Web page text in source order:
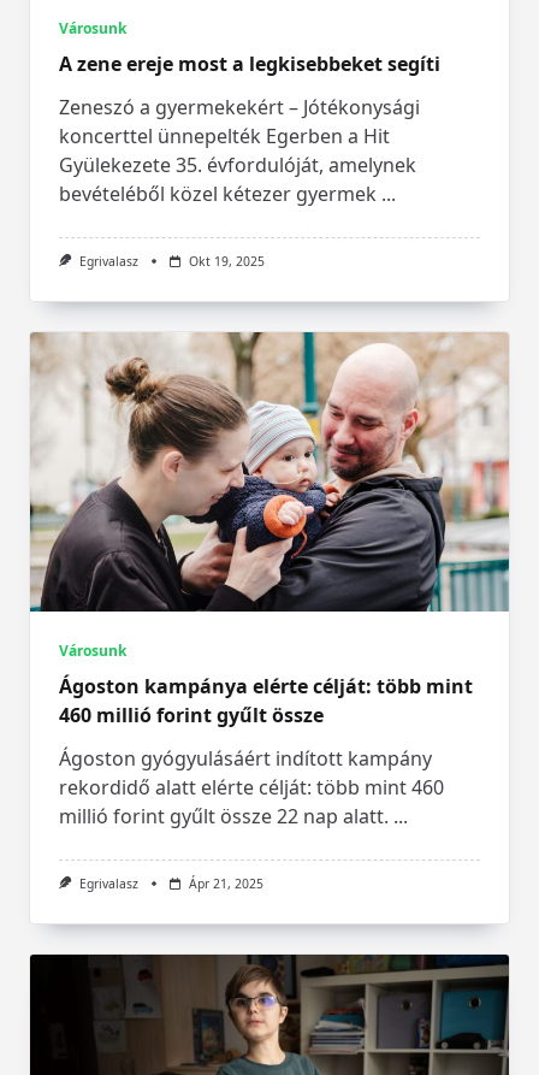
Városunk
A zene ereje most a legkisebbeket segíti
Zeneszó a gyermekekért – Jótékonysági
koncerttel ünnepelték Egerben a Hit
Gyülekezete 35. évfordulóját, amelynek
bevételéből közel kétezer gyermek ...
Egrivalasz Okt 19, 2025
Városunk
Ágoston kampánya elérte célját: több mint
460 millió forint gyűlt össze
Ágoston gyógyulásáért indított kampány
rekordidő alatt elérte célját: több mint 460
millió forint gyűlt össze 22 nap alatt. ...
Egrivalasz Ápr 21, 2025